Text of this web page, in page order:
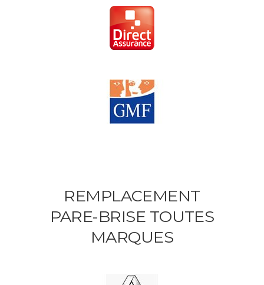
REMPLACEMENT
PARE-BRISE TOUTES
MARQUES